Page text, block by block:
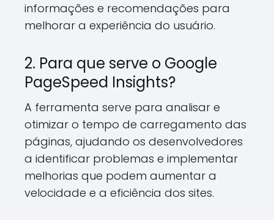
informações e recomendações para
melhorar a experiência do usuário.
2. Para que serve o Google
PageSpeed Insights?
A ferramenta serve para analisar e
otimizar o tempo de carregamento das
páginas, ajudando os desenvolvedores
a identificar problemas e implementar
melhorias que podem aumentar a
velocidade e a eficiência dos sites.